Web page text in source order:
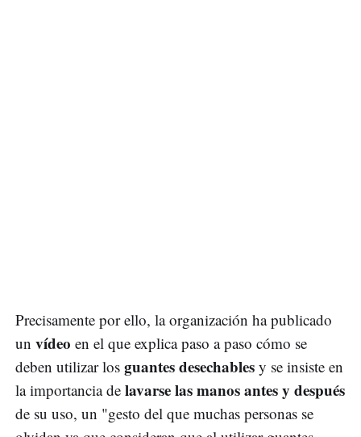
Precisamente por ello, la organización ha publicado
un vídeo en el que explica paso a paso cómo se
deben utilizar los guantes desechables y se insiste en
la importancia de lavarse las manos antes y después
de su uso, un "gesto del que muchas personas se